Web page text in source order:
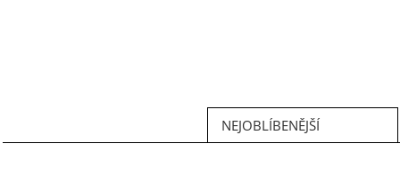
NEJOBLÍBENĚJŠÍ